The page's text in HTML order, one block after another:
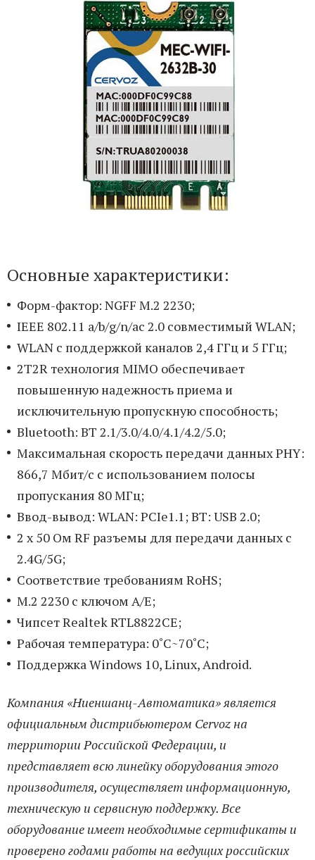
Основные характеристики:
Форм-фактор: NGFF M.2 2230;
IEEE 802.11 a/b/g/n/ac 2.0 совместимый WLAN;
WLAN с поддержкой каналов 2,4 ГГц и 5 ГГц;
2T2R технология MIMO обеспечивает
повышенную надежность приема и
исключительную пропускную способность;
Bluetooth: BT 2.1/3.0/4.0/4.1/4.2/5.0;
Максимальная скорость передачи данных PHY:
866,7 Мбит/с с использованием полосы
пропускания 80 МГц;
Ввод-вывод: WLAN: PCIe1.1; BT: USB 2.0;
2 x 50 Ом RF разъемы для передачи данных с
2.4G/5G;
Соответствие требованиям RoHS;
M.2 2230 с ключом A/E;
Чипсет Realtek RTL8822CE;
Рабочая температура: 0˚C~70˚C;
Поддержка Windows 10, Linux, Android.
Компания «Ниеншанц-Автоматика» является
официальным дистрибьютером Cervoz на
территории Российской Федерации, и
представляет всю линейку оборудования этого
производителя, осуществляет информационную,
техническую и сервисную поддержку. Все
оборудование имеет необходимые сертификаты и
проверено годами работы на ведущих российских